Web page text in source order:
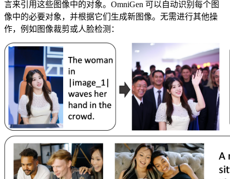
言来引用这些图像中的对象。OmniGen 可以自动识别每个图
像中的必要对象，并根据它们生成新图像。无需进行其他操
作，例如图像裁剪或人脸检测：